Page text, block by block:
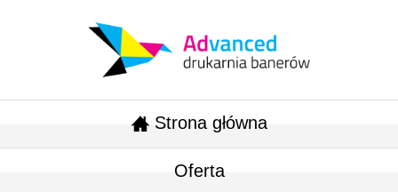
Strona główna
Oferta